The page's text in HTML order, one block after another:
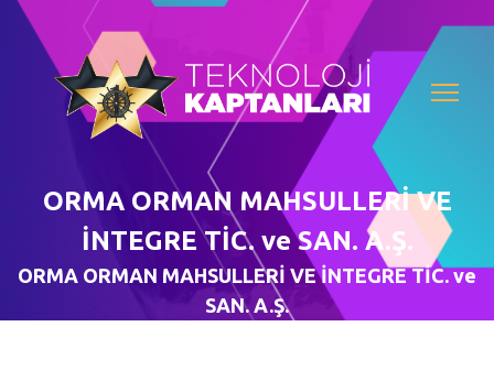
ORMA ORMAN MAHSULLERİ VE
İNTEGRE TİC. ve SAN. A.Ş.
ORMA ORMAN MAHSULLERİ VE İNTEGRE TİC. ve
SAN. A.Ş.